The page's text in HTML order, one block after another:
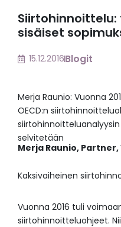
Siirtohinnoittelu:
sisäiset
15.12.2016Blogit
Merja Raunio: Vuonna
OECD:n
selvitetään
Merja Raunio, Partner,
Kaksivaiheinen
Vuonna 2016 tuli
siirtohinnoitteluohjeet.